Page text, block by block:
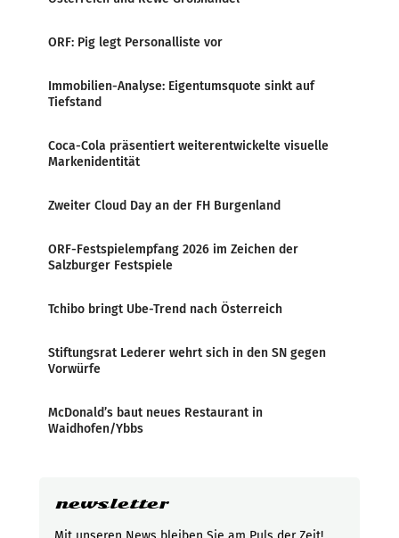
ORF: Pig legt Personalliste vor
Immobilien-Analyse: Eigentumsquote sinkt auf
Tiefstand
Coca-Cola präsentiert weiterentwickelte visuelle
Markenidentität
Zweiter Cloud Day an der FH Burgenland
ORF-Festspielempfang 2026 im Zeichen der
Salzburger Festspiele
Tchibo bringt Ube-Trend nach Österreich
Stiftungsrat Lederer wehrt sich in den SN gegen
Vorwürfe
McDonald’s baut neues Restaurant in
Waidhofen/Ybbs
newsletter